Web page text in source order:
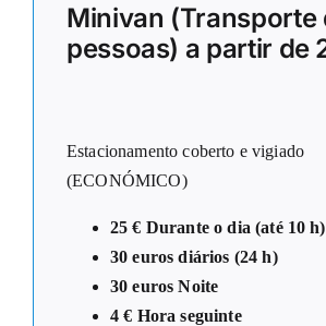
Minivan (Transporte
pessoas) a partir de
Estacionamento coberto e vigiado
(ECONÓMICO)
25 € Durante o dia (até 10 h)
30 euros diários (24 h)
30 euros Noite
4 € Hora seguinte